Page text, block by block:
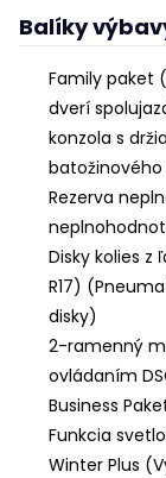
Balíky
Family paket
dverí
konzola s
Rezerva
Disky kolies z
R17)
disky)
2-ramenný
ovládaním
Business
Funkcia
Winter Plus